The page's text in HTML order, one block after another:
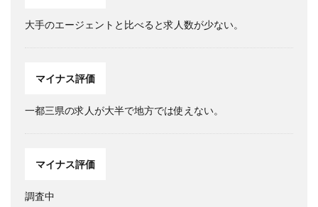
大手のエージェントと比べると求人数が少ない。
マイナス評価
一都三県の求人が大半で地方では使えない。
マイナス評価
調査中